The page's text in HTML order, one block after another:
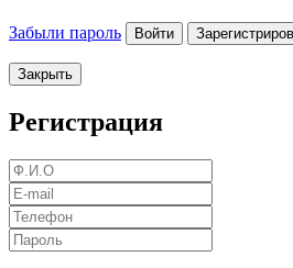
Забыли пароль Войти
Закрыть
Регистрация